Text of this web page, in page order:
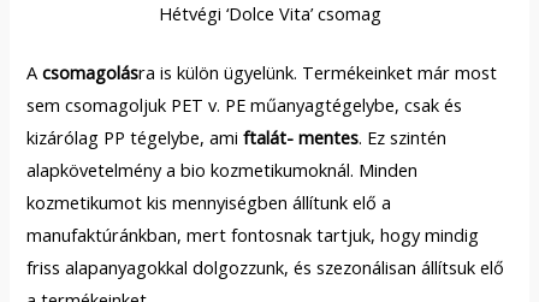
Hétvégi ‘Dolce Vita’ csomag
Acsomagolásra is külön ügyelünk. Termékeinket már most
sem csomagoljuk PET v. PE műanyagtégelybe, csak és
kizárólag PP tégelybe, amiftalát- mentes. Ez szintén
alapkövetelmény a bio kozmetikumoknál. Minden
kozmetikumot kis mennyiségben állítunk elő a
manufaktúránkban, mert fontosnak tartjuk, hogy mindig
friss alapanyagokkal dolgozzunk, és szezonálisan állítsuk elő